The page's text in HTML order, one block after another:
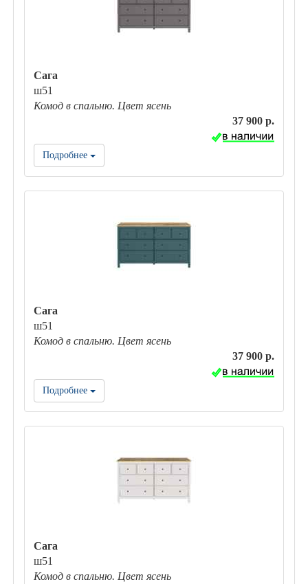
Сага
ш51
Комод в спальню. Цвет ясень
37 900 р.
Подробнее
Сага
ш51
Комод в спальню. Цвет ясень
37 900 р.
Подробнее
Сага
ш51
Комод в спальню. Цвет ясень